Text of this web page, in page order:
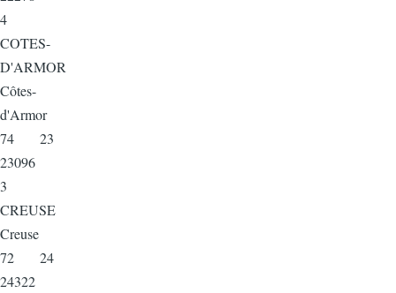
4
COTES-
D'ARMOR
Côtes-
d'Armor
74 23
23096
3
CREUSE
Creuse
72 24
24322